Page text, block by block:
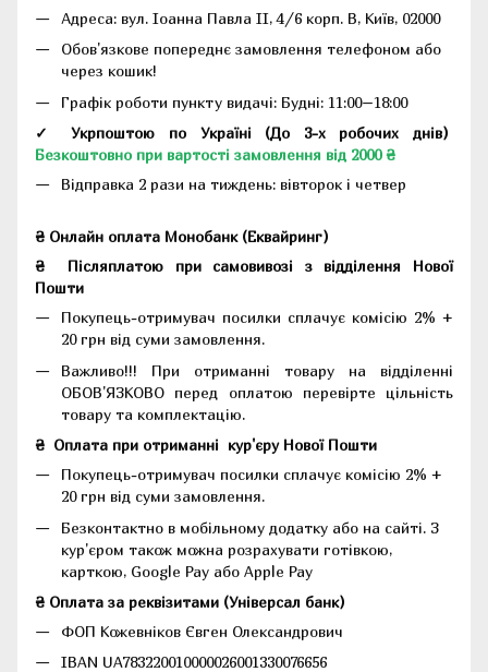
Адреса: вул. Іоанна Павла II, 4/6 корп. В, Київ, 02000
Обов'язкове попереднє замовлення телефоном або
через кошик!
Графік роботи пункту видачі: Будні: 11:00–18:00
✓ Укрпоштою по Україні (До 3-х робочих днів)
Безкоштовно при вартості замовлення від 2000 ₴
Відправка 2 рази на тиждень: вівторок і четвер
₴ Онлайн оплата Монобанк (Еквайринг)
₴
Післяплатою при самовивозі з відділення Нової
Пошти
Покупець-отримувач посилки сплачує комісію 2% +
20 грн від суми замовлення.
Важливо!!! При отриманні товару на відділенні
ОБОВ'ЯЗКОВО перед оплатою перевірте цільність
товару та комплектацію.
₴ Оплата при отриманні кур'єру Нової Пошти
Покупець-отримувач посилки сплачує комісію 2% +
20 грн від суми замовлення.
Безконтактно в мобільному додатку або на сайті. З
кур'єром також можна розрахувати готівкою,
карткою, Google Pay або Apple Pay
₴ Оплата за реквізитами (Універсал банк)
ФОП Кожевніков Євген Олександрович
IBAN UA783220010000026001330076656